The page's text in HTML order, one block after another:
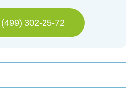
302-25-72